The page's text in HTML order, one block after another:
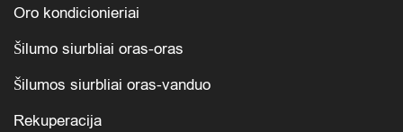
Oro kondicionieriai
Šilumo siurbliai oras-oras
Šilumos siurbliai oras-vanduo
Rekuperacija